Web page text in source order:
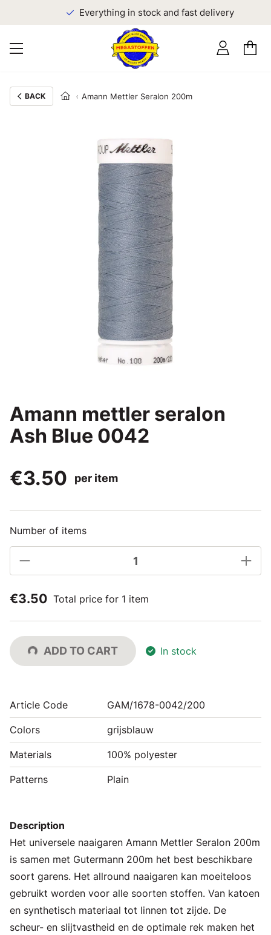
Everything in stock and fast delivery
BACK Amann Mettler Seralon 200m
Amann mettler seralon
Ash Blue 0042
€3.50
per item
Number of items
€3.50 Total price for 1 item
ADD TO CART In stock
Article Code GAM/1678-0042/200
Colors grijsblauw
Materials 100% polyester
Patterns Plain
Description
Het universele naaigaren Amann Mettler Seralon 200m
is samen met Gutermann 200m het best beschikbare
soort garens. Het allround naaigaren kan moeiteloos
gebruikt worden voor alle soorten stoffen. Van katoen
en synthetisch materiaal tot linnen tot zijde. De
scheur- en slijtvastheid en de optimale rek maken het